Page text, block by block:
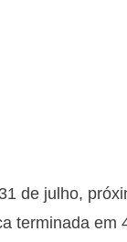
de julho,
terminada